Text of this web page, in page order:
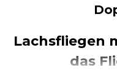
Lachsfliegen
das